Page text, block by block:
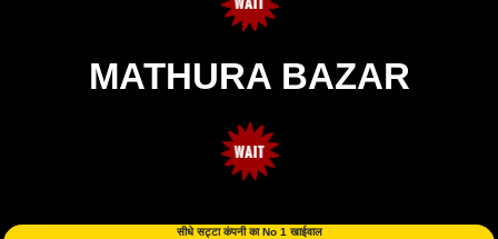
MATHURA BAZAR
सीधे सट्टा कंपनी का No 1 खाईवाल